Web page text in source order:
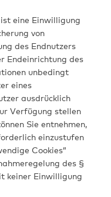
eine Einwilligung
von
des Endnutzers
Endeinrichtung des
unbedingt
eines
ausdrücklich
Verfügung stellen
Sie entnehmen,
einzustufen
Cookies”
des §
keiner Einwilligung